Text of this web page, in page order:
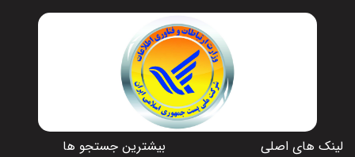
لینک های اصلی بیشترین جستجو ها